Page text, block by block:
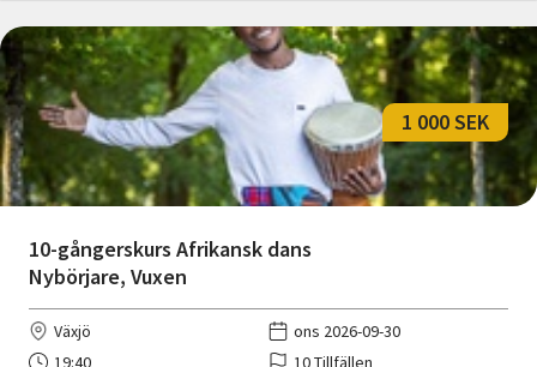
10-gångerskurs Afrikansk dans
Nybörjare, Vuxen
1 000 SEK
Växjö
ons 2026-09-30
19:40
10 Tillfällen